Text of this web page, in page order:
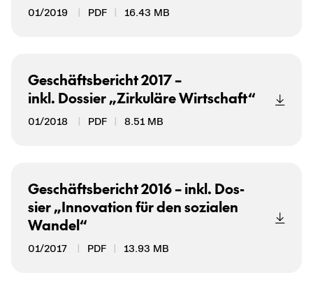
01/2019 PDF 16.43 MB
Ge­schäfts­be­richt 2017 –
inkl. Dos­sier „Zir­ku­lä­re Wirt­schaft“
01/2018 PDF 8.51 MB
Ge­schäfts­be­richt 2016 – inkl. Dos­
sier „In­no­va­ti­on für den so­zia­len
Wan­del“
01/2017 PDF 13.93 MB